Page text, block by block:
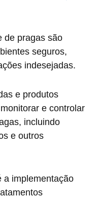
de pragas são
seguros,
indesejadas.
e produtos
e controlar
incluindo
e outros
a implementação